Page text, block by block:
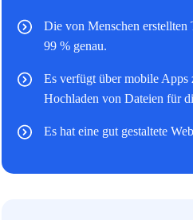
Die von Menschen
99 % genau.
Es verfügt über mobile Apps
Hochladen von Dateien für
Es hat eine gut gestaltete